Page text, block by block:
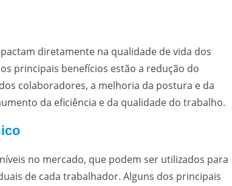
diretamente na qualidade de vida dos
principais benefícios estão a redução do
colaboradores, a melhoria da postura e da
da eficiência e da qualidade do trabalho.
no mercado, que podem ser utilizados para
de cada trabalhador. Alguns dos principais